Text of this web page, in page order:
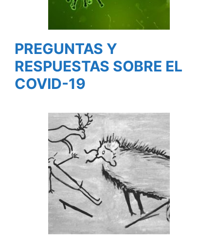
PREGUNTAS Y
RESPUESTAS SOBRE EL
COVID-19